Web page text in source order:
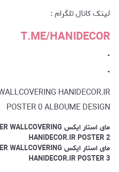
لینک کانال تلگرام :
T.ME/HANIDECOR
.
.
HANIDECOR.IR
POSTER 0 ALBOUME DESIGN
مای استار ایکس MY STAR X WALLCOVERING
HANIDECOR.IR POSTER 2
مای استار ایکس MY STAR X WALLCOVERING
HANIDECOR.IR POSTER 3